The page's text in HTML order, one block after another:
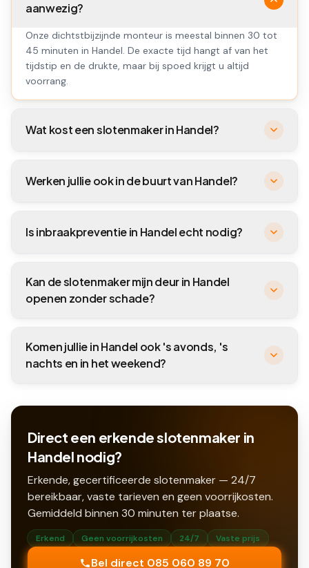
aanwezig?
Onze dichtstbijzijnde monteur is meestal binnen 30 tot
45 minuten in Handel. De exacte tijd hangt af van het
tijdstip en de drukte, maar bij spoed krijgt u altijd
voorrang.
Wat kost een slotenmaker in Handel?
Werken jullie ook in de buurt van Handel?
Is inbraakpreventie in Handel echt nodig?
Kan de slotenmaker mijn deur in Handel
openen zonder schade?
Komen jullie in Handel ook 's avonds, 's
nachts en in het weekend?
Direct een erkende slotenmaker in
Handel nodig?
Erkende, gecertificeerde slotenmaker — 24/7
bereikbaar, vaste tarieven en geen voorrijkosten.
Gemiddeld binnen 30 minuten ter plaatse.
Erkend Geen voorrijkosten 24/7 Vaste prijs
Bel direct 085 060 89 70